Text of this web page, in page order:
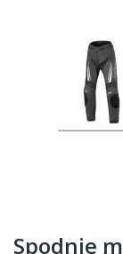
Spodnie